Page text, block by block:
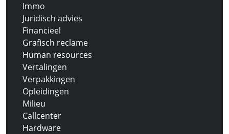
Immo
Juridisch advies
Financieel
Grafisch reclame
Human resources
Vertalingen
Verpakkingen
Opleidingen
Milieu
Callcenter
Hardware